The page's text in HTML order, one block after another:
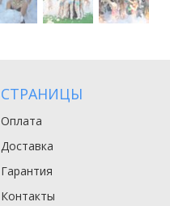
СТРАНИЦЫ
Оплата
Доставка
Гарантия
Контакты